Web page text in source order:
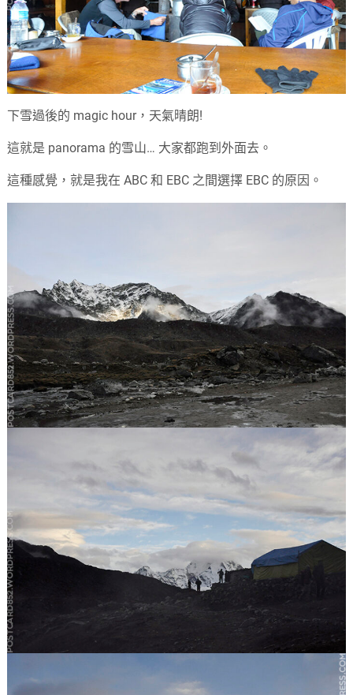
下雪過後的 magic hour，天氣晴朗!
這就是 panorama 的雪山… 大家都跑到外面去。
這種感覺，就是我在 ABC 和 EBC 之間選擇 EBC 的原因。